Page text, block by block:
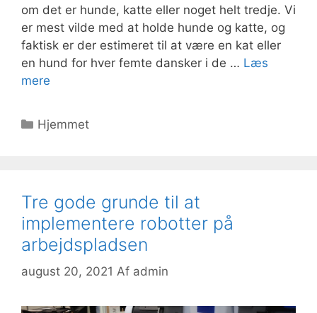
om det er hunde, katte eller noget helt tredje. Vi
er mest vilde med at holde hunde og katte, og
faktisk er der estimeret til at være en kat eller
en hund for hver femte dansker i de … Læs
mere
Kategorier
Hjemmet
Tre gode grunde til at
implementere robotter på
arbejdspladsen
august 20, 2021 Af admin